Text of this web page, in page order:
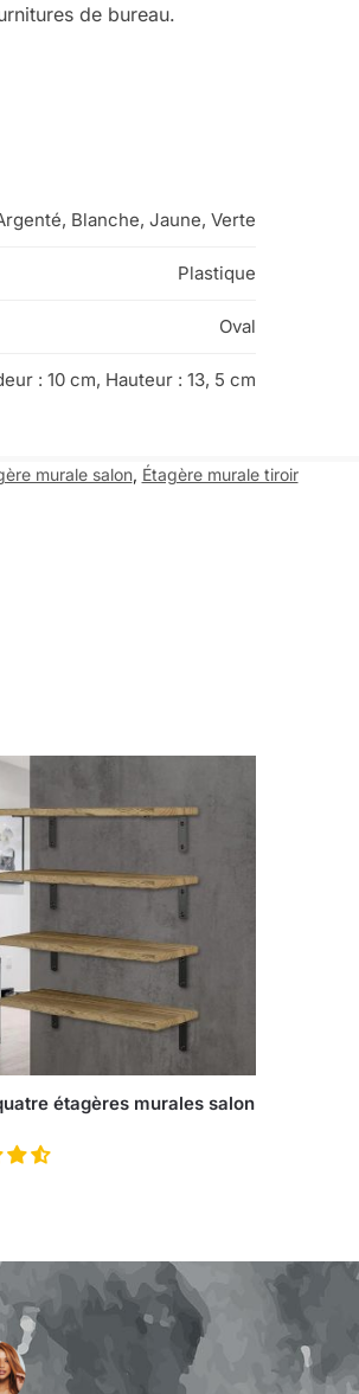
de bureau.
Blanche, Jaune, Verte
Plastique
Oval
: 10 cm, Hauteur : 13, 5 cm
murale salon, Étagère murale tiroir
étagères murales salon